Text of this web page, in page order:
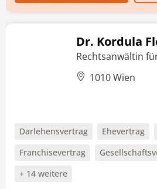
Dr. Kordula
Rechtsanwältin
1010 Wien
Darlehensvertrag Ehevertrag
Franchisevertrag
+ 14 weitere